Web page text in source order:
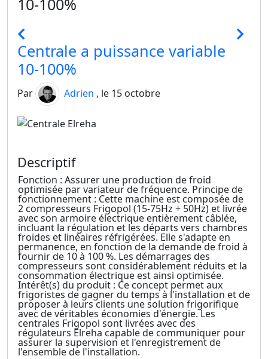
Centrale a puissance variable
10-100%
Par Adrien , le 15 octobre
Descriptif
Fonction : Assurer une production de froid
optimisée par variateur de fréquence. Principe de
fonctionnement : Cette machine est composée de
2 compresseurs Frigopol (15-75Hz + 50Hz) et livrée
avec son armoire électrique entièrement câblée,
incluant la régulation et les départs vers chambres
froides et linéaires réfrigérées. Elle s'adapte en
permanence, en fonction de la demande de froid à
fournir de 10 à 100 %. Les démarrages des
compresseurs sont considérablement réduits et la
consommation électrique est ainsi optimisée.
Intérêt(s) du produit : Ce concept permet aux
frigoristes de gagner du temps à l'installation et de
proposer à leurs clients une solution frigorifique
avec de véritables économies d'énergie. Les
centrales Frigopol sont livrées avec des
régulateurs Elreha capable de communiquer pour
assurer la supervision et l'enregistrement de
l'ensemble de l'installation.